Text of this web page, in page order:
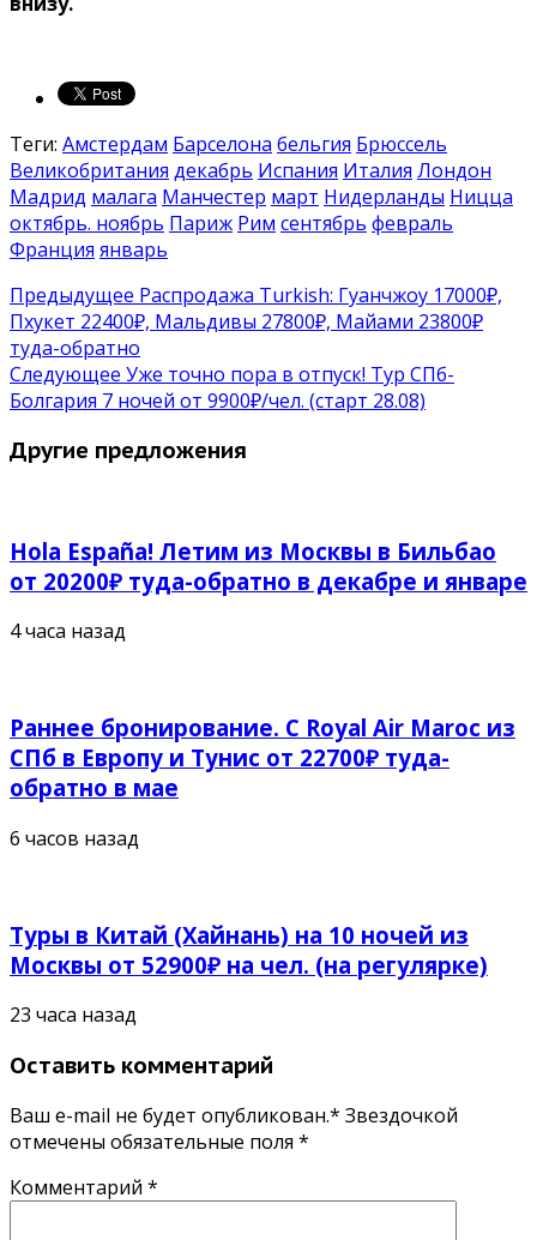
Теги: Амстердам Барселона бельгия Брюссель
Великобритания декабрь Испания Италия Лондон
Мадрид малага Манчестер март Нидерланды Ницца
октябрь. ноябрь Париж Рим сентябрь февраль
Франция январь
Предыдущее Распродажа Turkish: Гуанчжоу 17000₽,
Пхукет 22400₽, Мальдивы 27800₽, Майами 23800₽
туда-обратно
Следующее Уже точно пора в отпуск! Тур СПб-
Болгария 7 ночей от 9900₽/чел. (старт 28.08)
Другие предложения
Hola España! Летим из Москвы в Бильбао
от 20200₽ туда-обратно в декабре и январе
4 часа назад
Раннее бронирование. С Royal Air Maroc из
СПб в Европу и Тунис от 22700₽ туда-
обратно в мае
6 часов назад
Туры в Китай (Хайнань) на 10 ночей из
Москвы от 52900₽ на чел. (на регулярке)
23 часа назад
Оставить комментарий
Ваш e-mail не будет опубликован.* Звездочкой
отмечены обязательные поля *
Комментарий *